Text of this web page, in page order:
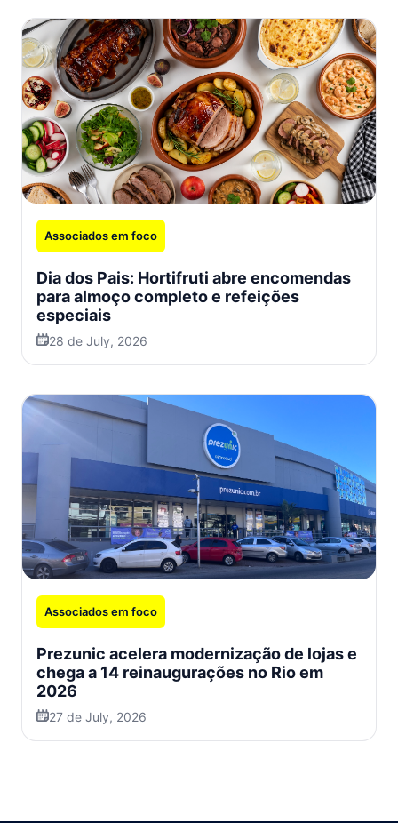
Associados em foco
Dia dos Pais: Hortifruti abre encomendas
para almoço completo e refeições
especiais
28 de July, 2026
Associados em foco
Prezunic acelera modernização de lojas e
chega a 14 reinaugurações no Rio em
2026
27 de July, 2026